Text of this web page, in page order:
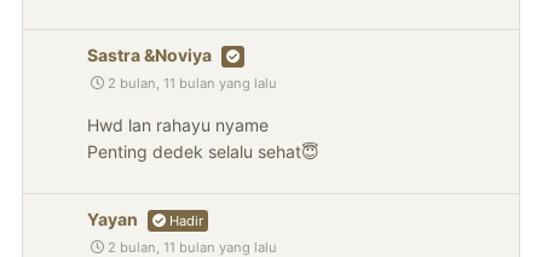
Sastra &Noviya
2 bulan, 11 bulan yang lalu
Hwd lan rahayu nyame
Penting dedek selalu sehat😇
Yayan
Hadir
2 bulan, 11 bulan yang lalu